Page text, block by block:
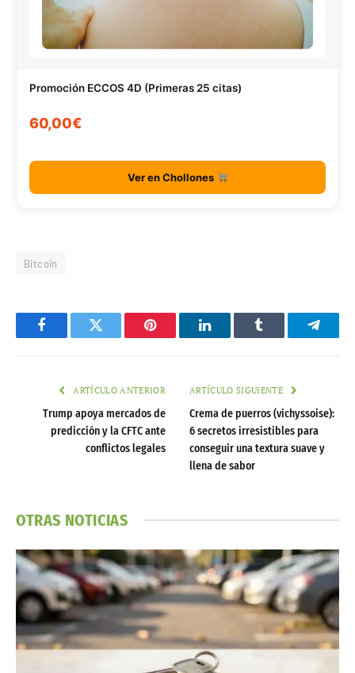
Promoción ECCOS 4D (Primeras 25 citas)
60,00€
Ver en Chollones
Bitcoin
FacebookTwitter Pinterest LinkedInTumblr
ARTÍCULO ANTERIOR
Trump apoya mercados de
predicción y la CFTC ante
conflictos legales
ARTÍCULO SIGUIENTE
Crema de puerros (vichyssoise):
6 secretos irresistibles para
conseguir una textura suave y
llena de sabor
OTRAS NOTICIAS